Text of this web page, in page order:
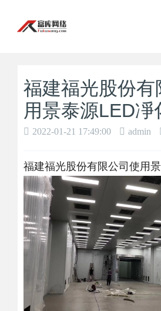
福建福光股份有
用景泰源LED凈
2022-01-21 17:49:00 admin
福建福光股份有限公司使用